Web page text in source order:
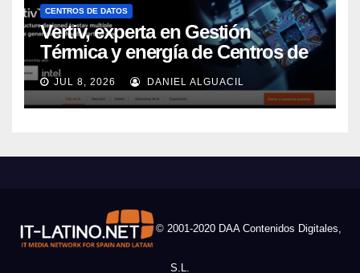
CENTROS DE DATOS
Vertiv, experta en Gestión
Térmica y energía de Centros de
Datos, sigue su crecimiento
imparable
JUL 8, 2026 DANIEL ALGUACIL
© 2001-2020 DAA Contenidos Digitales,
S.L.